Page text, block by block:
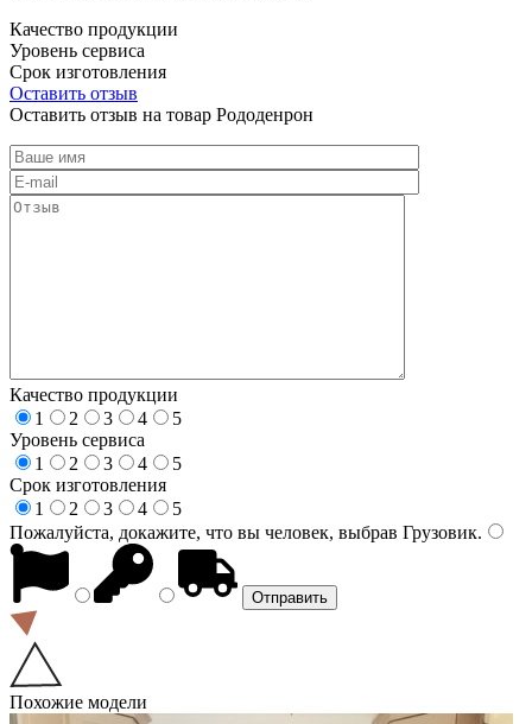
Качество продукции
Уровень сервиса
Срок изготовления
Оставить отзыв
Оставить отзыв на товар Рододенрон
Качество продукции
1
2 3 4
5
Уровень сервиса
1
2 3 4
5
Срок изготовления
1
2 3 4
5
Пожалуйста, докажите, что вы человек, выбрав Грузовик.
Похожие модели